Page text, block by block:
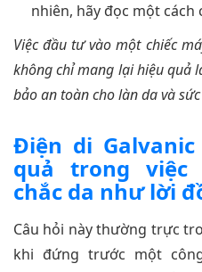
nhiên, hãy đọc một cách
Việc đầu tư vào một chiếc
không chỉ mang lại hiệu quả
bảo an toàn cho làn da và
Điện di
quả trong việc
chắc da như lời
Câu hỏi này thường trực
khi đứng trước một